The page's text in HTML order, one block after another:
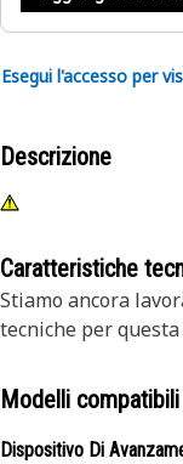
Esegui l'accesso per
Descrizione
Caratteristiche
Stiamo ancora
tecniche per
Modelli compatibili
Dispositivo Di